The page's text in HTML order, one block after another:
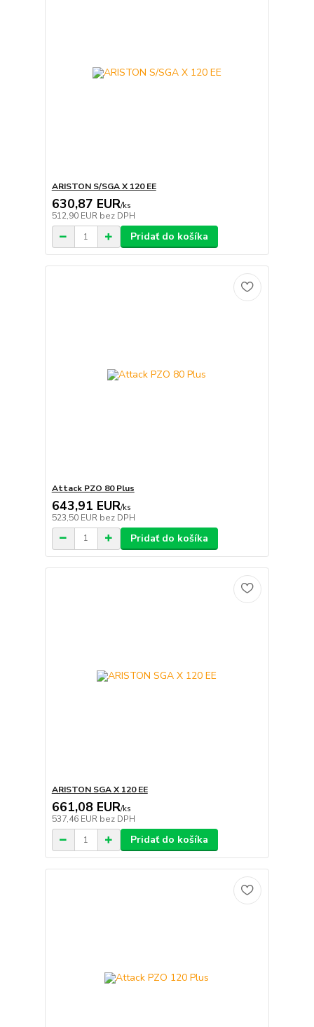
ARISTON S/SGA X 120 EE
630,87 EUR/ks
512,90 EUR bez DPH
Pridať do košíka
Attack PZO 80 Plus
643,91 EUR/ks
523,50 EUR bez DPH
Pridať do košíka
ARISTON SGA X 120 EE
661,08 EUR/ks
537,46 EUR bez DPH
Pridať do košíka